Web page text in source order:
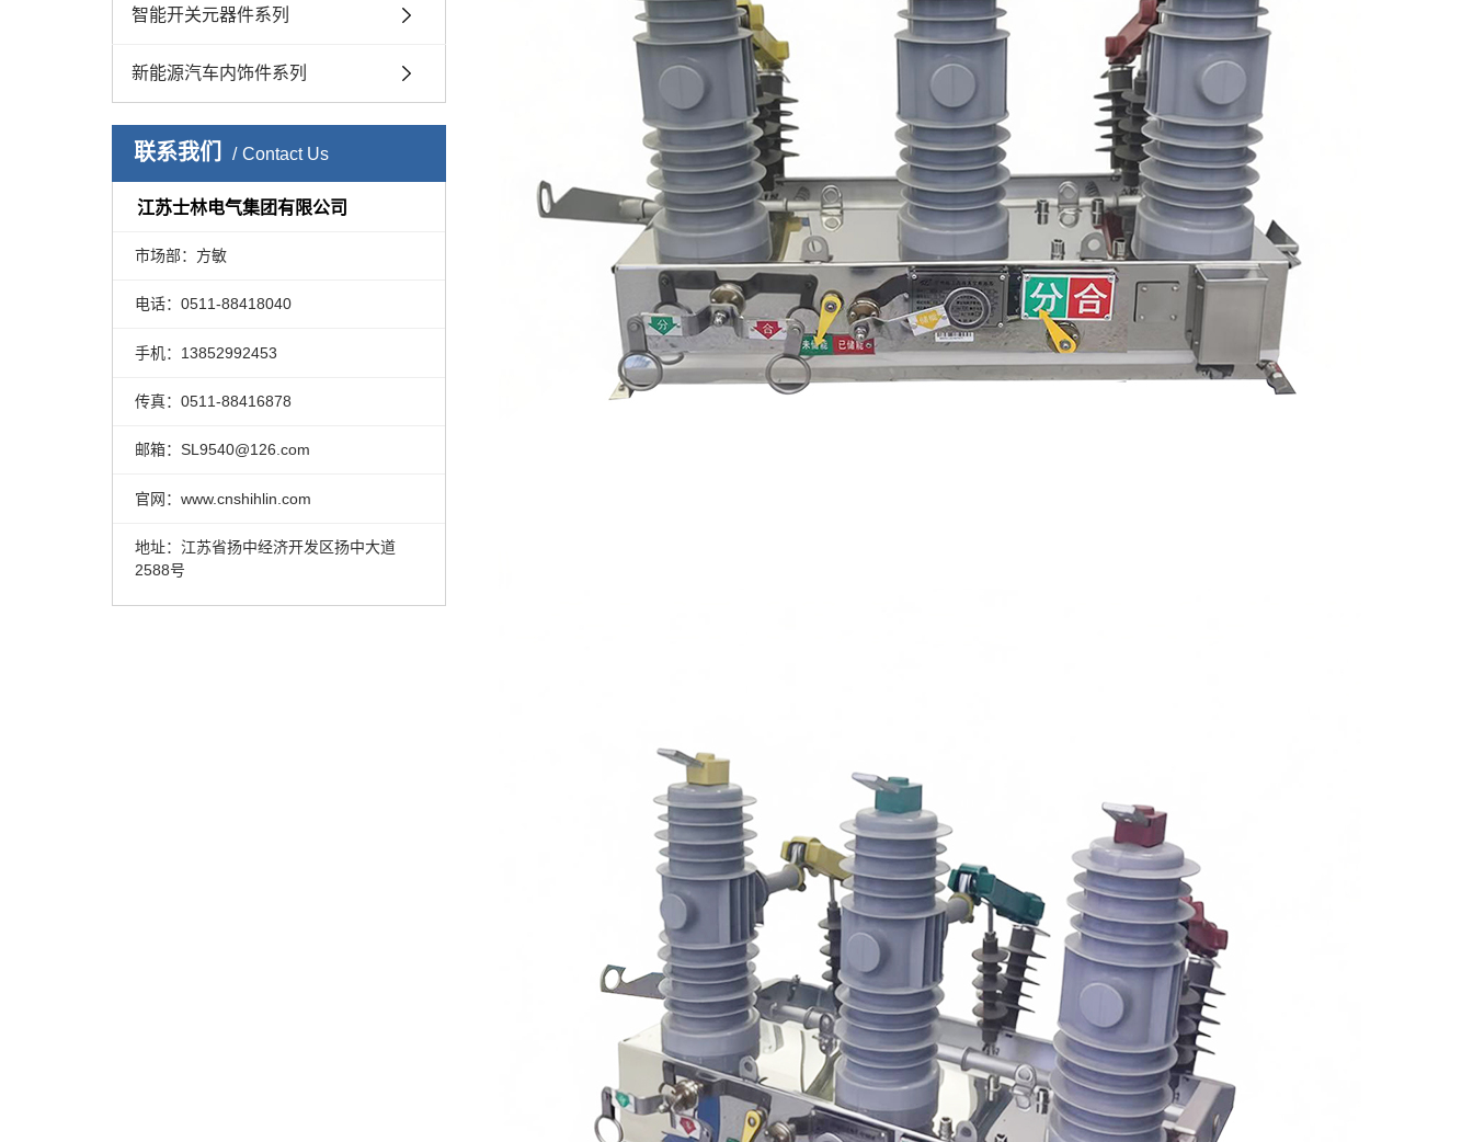
智能开关元器件系列
新能源汽车内饰件系列
联系我们 Contact Us
江苏士林电气集团有限公司
市场部：方敏
电话：0511-88418040
手机：13852992453
传真：0511-88416878
邮箱：SL9540@126.com
官网：www.cnshihlin.com
地址：江苏省扬中经济开发区扬中大道
2588号